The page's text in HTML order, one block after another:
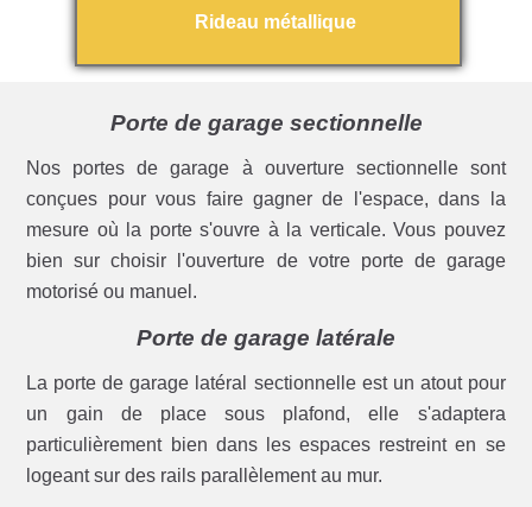
Rideau métallique
Porte de garage sectionnelle
Nos portes de garage à ouverture sectionnelle sont
conçues pour vous faire gagner de l'espace, dans la
mesure où la porte s'ouvre à la verticale. Vous pouvez
bien sur choisir l'ouverture de votre porte de garage
motorisé ou manuel.
Porte de garage latérale
La porte de garage latéral sectionnelle est un atout pour
un gain de place sous plafond, elle s'adaptera
particulièrement bien dans les espaces restreint en se
logeant sur des rails parallèlement au mur.